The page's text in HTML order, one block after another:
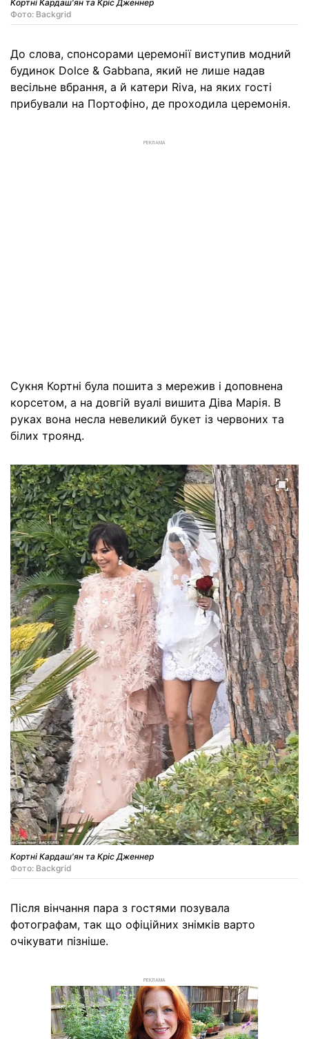
Кортні Кардаш'ян та Кріс Дженнер
Фото: Backgrid
До слова, спонсорами церемонії виступив модний
будинок Dolce & Gabbana, який не лише надав
весільне вбрання, а й катери Riva, на яких гості
прибували на Портофіно, де проходила церемонія.
РЕКЛАМА
Сукня Кортні була пошита з мережив і доповнена
корсетом, а на довгій вуалі вишита Діва Марія. В
руках вона несла невеликий букет із червоних та
білих троянд.
Кортні Кардаш'ян та Кріс Дженнер
Фото: Backgrid
Після вінчання пара з гостями позувала
фотографам, так що офіційних знімків варто
очікувати пізніше.
РЕКЛАМА